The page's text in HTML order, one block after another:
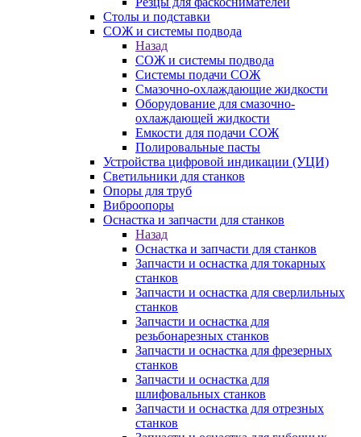
Столы и подставки
СОЖ и системы подвода
Назад
СОЖ и системы подвода
Системы подачи СОЖ
Смазочно-охлаждающие жидкости
Оборудование для смазочно-
охлаждающей жидкости
Емкости для подачи СОЖ
Полировальные пасты
Устройства цифровой индикации (УЦИ)
Светильники для станков
Опоры для труб
Виброопоры
Оснастка и запчасти для станков
Назад
Оснастка и запчасти для станков
Запчасти и оснастка для токарных
станков
Запчасти и оснастка для сверлильных
станков
Запчасти и оснастка для
резьбонарезных станков
Запчасти и оснастка для фрезерных
станков
Запчасти и оснастка для
шлифовальных станков
Запчасти и оснастка для отрезных
станков